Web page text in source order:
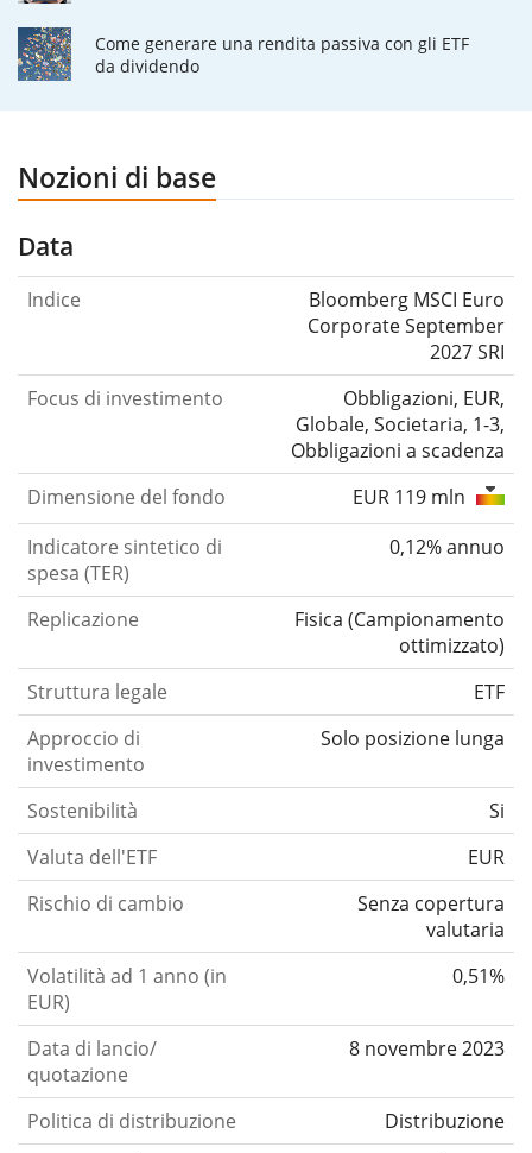
Come generare una rendita passiva con gli ETF
da dividendo
Nozioni di base
Data
Indice
Bloomberg MSCI Euro
Corporate September
2027 SRI
Focus di investimento
Obbligazioni, EUR,
Globale, Societaria, 1-3,
Obbligazioni a scadenza
Dimensione del fondo
EUR 119 mln
Indicatore sintetico di
spesa (TER)
0,12% annuo
Replicazione Fisica (Campionamento
ottimizzato)
Struttura legale
ETF
Approccio di
investimento
Solo posizione lunga
Sostenibilità
Si
Valuta dell'ETF
EUR
Rischio di cambio
Senza copertura
valutaria
Volatilità ad 1 anno (in
EUR)
0,51%
Data di lancio/
quotazione
8 novembre 2023
Politica di distribuzione
Distribuzione